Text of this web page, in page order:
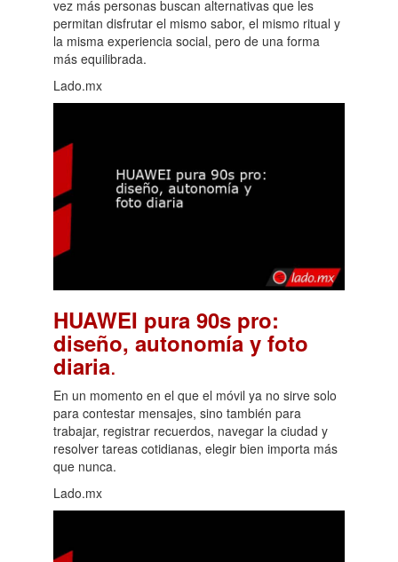
vez más personas buscan alternativas que les
permitan disfrutar el mismo sabor, el mismo ritual y
la misma experiencia social, pero de una forma
más equilibrada.
Lado.mx
HUAWEI pura 90s pro:
diseño, autonomía y foto
diaria.
En un momento en el que el móvil ya no sirve solo
para contestar mensajes, sino también para
trabajar, registrar recuerdos, navegar la ciudad y
resolver tareas cotidianas, elegir bien importa más
que nunca.
Lado.mx